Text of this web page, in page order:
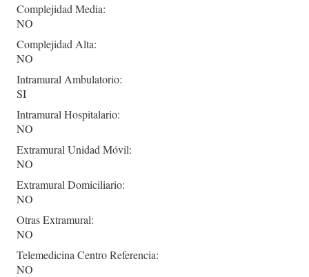
Complejidad Media:
NO
Complejidad Alta:
NO
Intramural Ambulatorio:
SI
Intramural Hospitalario:
NO
Extramural Unidad Móvil:
NO
Extramural Domiciliario:
NO
Otras Extramural:
NO
Telemedicina Centro Referencia:
NO